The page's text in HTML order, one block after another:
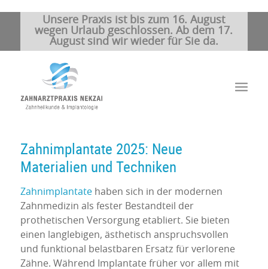
Unsere Praxis ist bis zum 16. August
wegen Urlaub geschlossen. Ab dem 17.
August sind wir wieder für Sie da.
Zahnimplantate 2025: Neue
Materialien und Techniken
Zahnimplantate haben sich in der modernen
Zahnmedizin als fester Bestandteil der
prothetischen Versorgung etabliert. Sie bieten
einen langlebigen, ästhetisch anspruchsvollen
und funktional belastbaren Ersatz für verlorene
Zähne. Während Implantate früher vor allem mit